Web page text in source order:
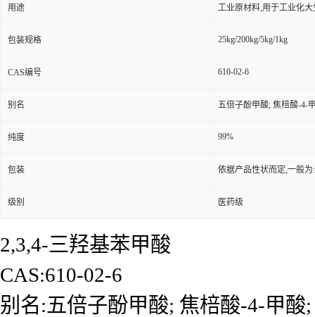
用途 工业原材料,用于工业化大
包装规格 25kg/200kg/5kg/1kg
CAS编号 610-02-6
别名 五倍子酚甲酸; 焦棓酸-4-
纯度 99%
包装 依据产品性状而定,一般
级别 医药级
2,3,4-三羟基苯甲酸
CAS:610-02-6
别名:五倍子酚甲酸; 焦棓酸-4-甲